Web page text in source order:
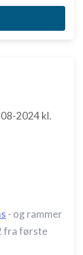
2024kl.
- og rammer
fra første